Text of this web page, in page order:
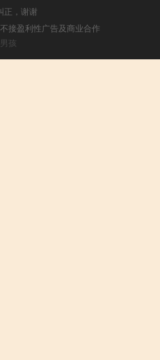
正，谢谢
接盈利性广告及商业合作
孩